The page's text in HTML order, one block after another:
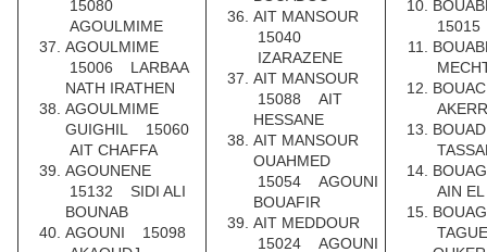
15080
AGOULMIME
AGOULMIME
15006 LARBAA
NATH IRATHEN
AGOULMIME
GUIGHIL 15060
AIT CHAFFA
AGOUNENE
15132 SIDI ALI
BOUNAB
AGOUNI 15098
AIT MANSOUR
15040
IZARAZENE
AIT MANSOUR
15088 AIT
HESSANE
AIT MANSOUR
OUAHMED
15054 AGOUNI
BOUAFIR
AIT MEDDOUR
15024 AGOUNI
AIN